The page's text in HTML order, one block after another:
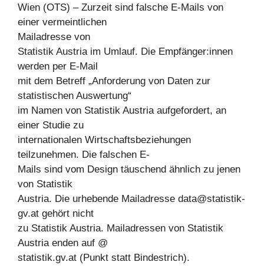
Wien (OTS) – Zurzeit sind falsche E-Mails von
einer vermeintlichen
Mailadresse von
Statistik Austria im Umlauf. Die Empfänger:innen
werden per E-Mail
mit dem Betreff „Anforderung von Daten zur
statistischen Auswertung“
im Namen von Statistik Austria aufgefordert, an
einer Studie zu
internationalen Wirtschaftsbeziehungen
teilzunehmen. Die falschen E-
Mails sind vom Design täuschend ähnlich zu jenen
von Statistik
Austria. Die urhebende Mailadresse data@statistik-
gv.at gehört nicht
zu Statistik Austria. Mailadressen von Statistik
Austria enden auf @
statistik.gv.at (Punkt statt Bindestrich).